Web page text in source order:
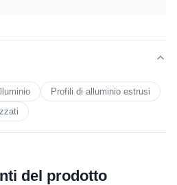
Profili di alluminio estrusi
del prodotto